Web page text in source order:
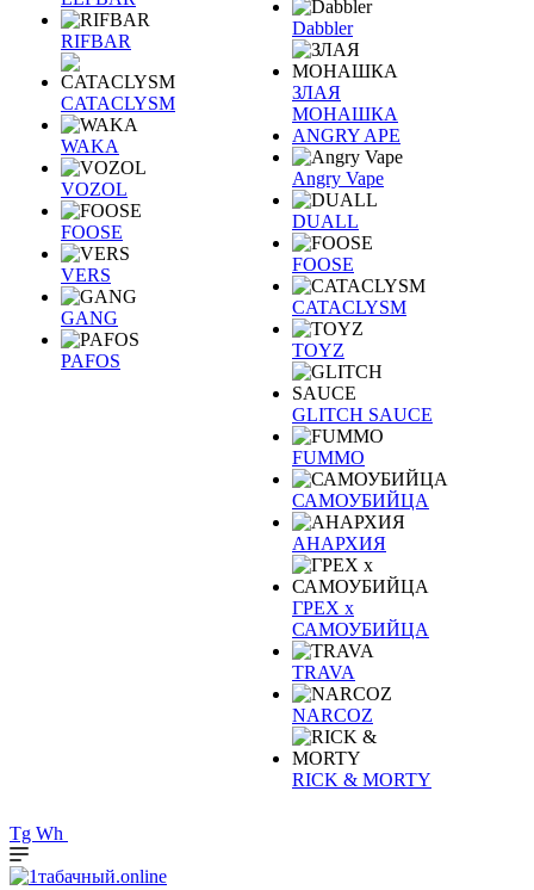
RIFBAR
CATACLYSM
WAKA
VOZOL
FOOSE
VERS
GANG
PAFOS
Dabbler
ЗЛАЯ
МОНАШКА
ANGRY APE
Angry Vape
DUALL
FOOSE
CATACLYSM
TOYZ
GLITCH SAUCE
FUMMO
САМОУБИЙЦА
АНАРХИЯ
ГРЕХ х
САМОУБИЙЦА
TRAVA
NARCOZ
RICK & MORTY
Tg Wh